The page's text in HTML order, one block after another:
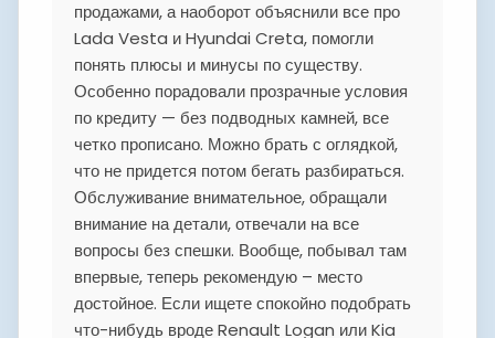
продажами, а наоборот объяснили все про
Lada Vesta и Hyundai Creta, помогли
понять плюсы и минусы по существу.
Особенно порадовали прозрачные условия
по кредиту — без подводных камней, все
четко прописано. Можно брать с оглядкой,
что не придется потом бегать разбираться.
Обслуживание внимательное, обращали
внимание на детали, отвечали на все
вопросы без спешки. Вообще, побывал там
впервые, теперь рекомендую – место
достойное. Если ищете спокойно подобрать
что-нибудь вроде Renault Logan или Kia